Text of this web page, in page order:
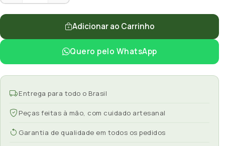
Adicionar ao Carrinho
Quero pelo WhatsApp
Entrega para todo o Brasil
Peças feitas à mão, com cuidado artesanal
Garantia de qualidade em todos os pedidos